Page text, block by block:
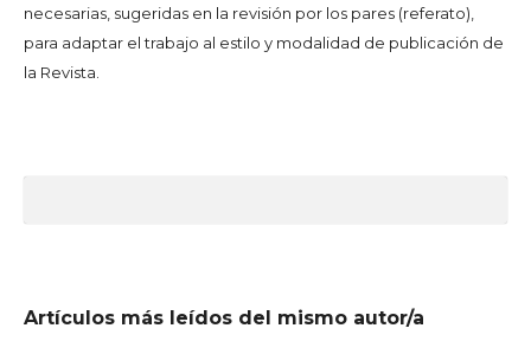
necesarias, sugeridas en la revisión por los pares (referato),
para adaptar el trabajo al estilo y modalidad de publicación de
la Revista.
Artículos más leídos del mismo autor/a